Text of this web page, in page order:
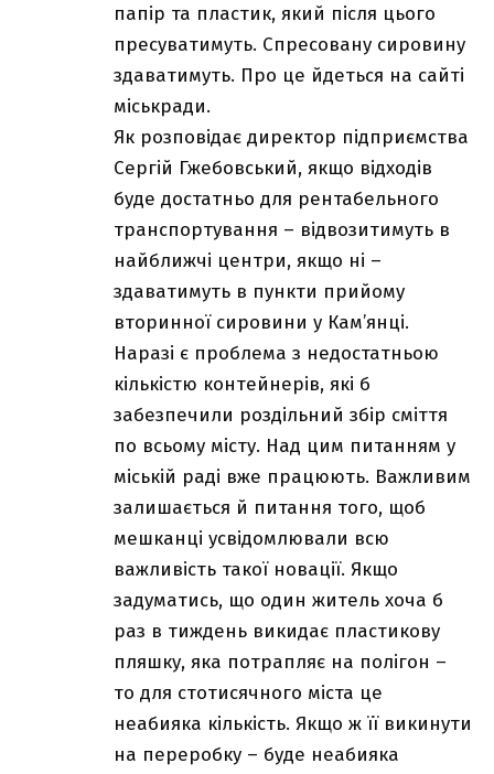
папір та пластик, який після цього
пресуватимуть. Спресовану сировину
здаватимуть. Про це йдеться на сайті
міськради.
Як розповідає директор підприємства
Сергій Гжебовський, якщо відходів
буде достатньо для рентабельного
транспортування – відвозитимуть в
найближчі центри, якщо ні –
здаватимуть в пункти прийому
вторинної сировини у Кам’янці.
Наразі є проблема з недостатньою
кількістю контейнерів, які б
забезпечили роздільний збір сміття
по всьому місту. Над цим питанням у
міській раді вже працюють. Важливим
залишається й питання того, щоб
мешканці усвідомлювали всю
важливість такої новації. Якщо
задуматись, що один житель хоча б
раз в тиждень викидає пластикову
пляшку, яка потрапляє на полігон –
то для стотисячного міста це
неабияка кількість. Якщо ж її викинути
на переробку – буде неабияка